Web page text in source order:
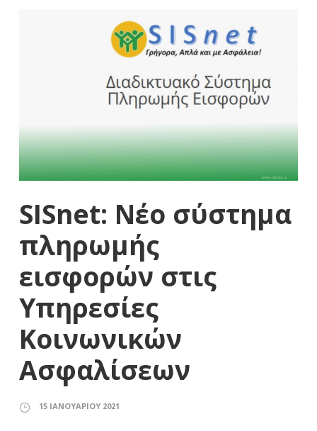
SISnet: Νέο σύστημα
πληρωμής
εισφορών στις
Υπηρεσίες
Κοινωνικών
Ασφαλίσεων
15 ΙΑΝΟΥΑΡΊΟΥ 2021